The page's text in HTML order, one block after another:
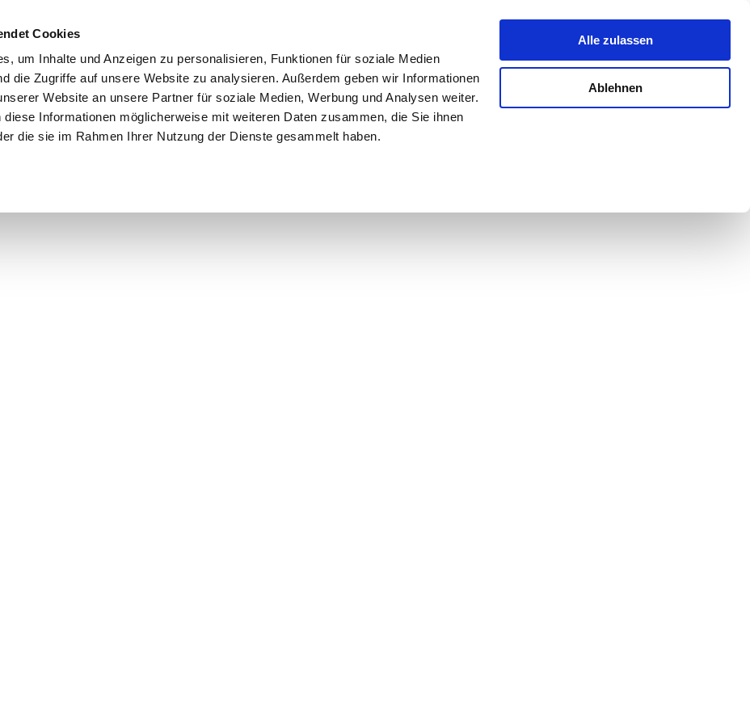
Cookies
um Inhalte und Anzeigen zu personalisieren, Funktionen für soziale Medien
die Zugriffe auf unsere Website zu analysieren. Außerdem geben wir Informationen
Website an unsere Partner für soziale Medien, Werbung und Analysen weiter.
diese Informationen möglicherweise mit weiteren Daten zusammen, die Sie ihnen
die sie im Rahmen Ihrer Nutzung der Dienste gesammelt haben.
Alle zulassen
Ablehnen